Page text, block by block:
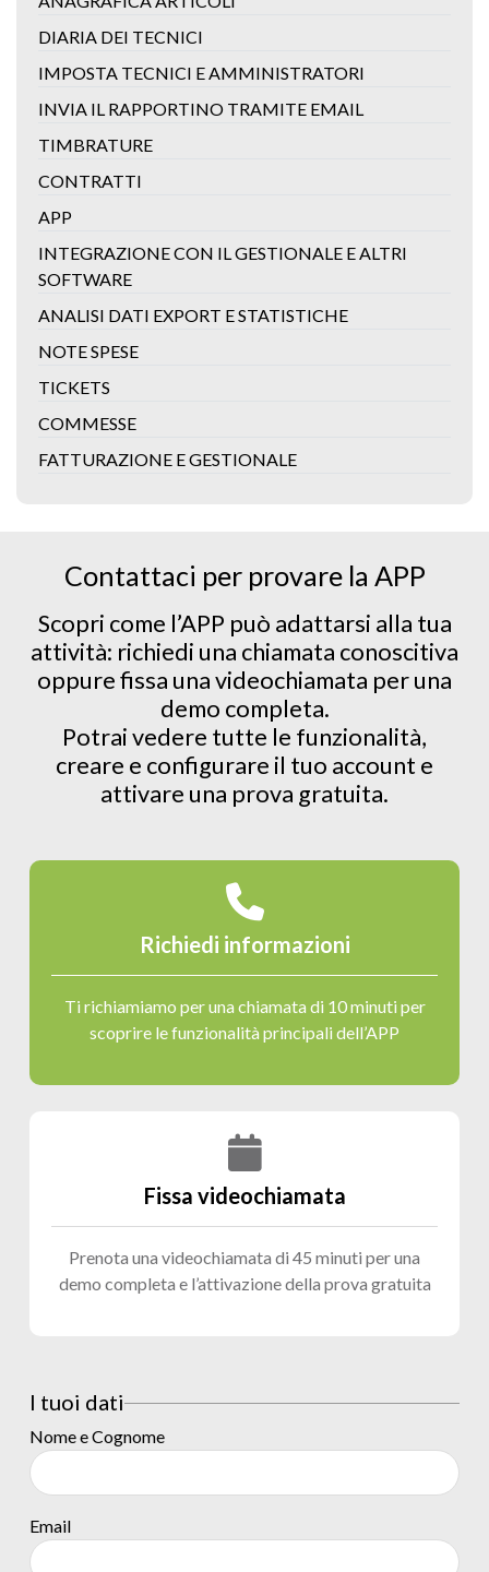
DIARIA DEI TECNICI
IMPOSTA TECNICI E AMMINISTRATORI
INVIA IL RAPPORTINO TRAMITE EMAIL
TIMBRATURE
CONTRATTI
APP
INTEGRAZIONE CON IL GESTIONALE E ALTRI
SOFTWARE
ANALISI DATI EXPORT E STATISTICHE
NOTE SPESE
TICKETS
COMMESSE
FATTURAZIONE E GESTIONALE
Contattaci per provare la APP
Scopri come l’APP può adattarsi alla tua
attività: richiedi una chiamata conoscitiva
oppure fissa una videochiamata per una
demo completa.
Potrai vedere tutte le funzionalità,
creare e configurare il tuo account e
attivare una prova gratuita.
Richiedi informazioni
Ti richiamiamo per una chiamata di 10 minuti per
scoprire le funzionalità principali dell’APP
Fissa videochiamata
Prenota una videochiamata di 45 minuti per una
demo completa e l’attivazione della prova gratuita
I tuoi dati
Nome e Cognome
Email